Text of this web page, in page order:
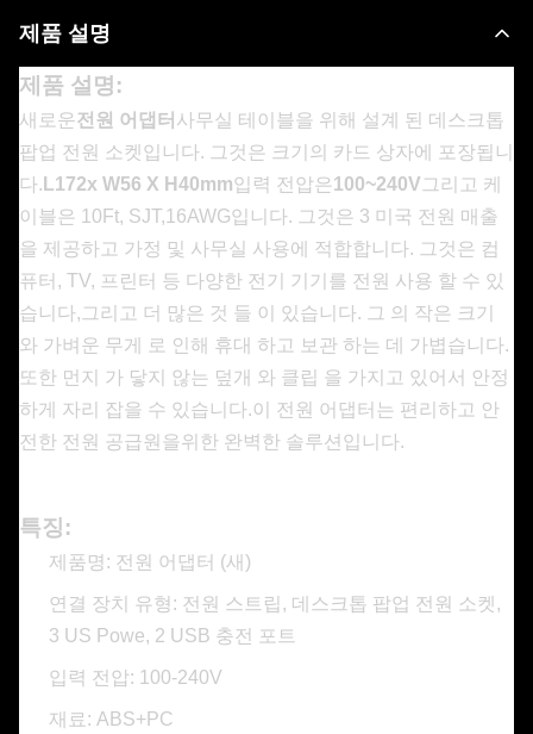
제품 설명
제품 설명:
새로운전원 어댑터 사무실 테이블을 위해 설계 된 데스크톱
팝업 전원 소켓입니다. 그것은 크기의 카드 상자에 포장됩니
다. L172x W56 X H40mm입력 전압은100~240V 그리고 케
이블은 10Ft, SJT,16AWG입니다. 그것은 3 미국 전원 매출
을 제공하고 가정 및 사무실 사용에 적합합니다. 그것은 컴
퓨터, TV, 프린터 등 다양한 전기 기기를 전원 사용 할 수 있
습니다,그리고 더 많은 것 들 이 있습니다. 그 의 작은 크기
와 가벼운 무게 로 인해 휴대 하고 보관 하는 데 가볍습니다.
또한 먼지 가 닿지 않는 덮개 와 클립 을 가지고 있어서 안정
하게 자리 잡을 수 있습니다.이 전원 어댑터는 편리하고 안
전한 전원 공급원을위한 완벽한 솔루션입니다.
특징:
제품명: 전원 어댑터 (새)
연결 장치 유형: 전원 스트립, 데스크톱 팝업 전원 소켓,
3 US Powe, 2 USB 충전 포트
입력 전압: 100-240V
재료: ABS+PC